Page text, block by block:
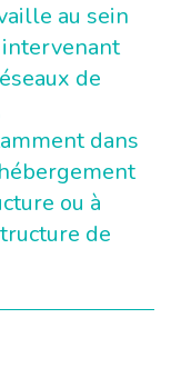
au sein
de
dans
ou à
de